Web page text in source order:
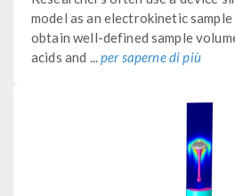
model as an electrokinetic
obtain well-defined sample
acids and ...per saperne di più